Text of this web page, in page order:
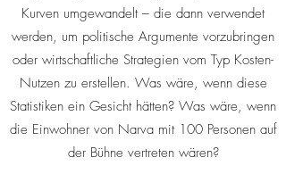
Kurven umgewandelt – die dann verwendet
werden, um politische Argumente vorzubringen
oder wirtschaftliche Strategien vom Typ Kosten-
Nutzen zu erstellen. Was wäre, wenn diese
Statistiken ein Gesicht hätten? Was wäre, wenn
die Einwohner von Narva mit 100 Personen auf
der Bühne vertreten wären?